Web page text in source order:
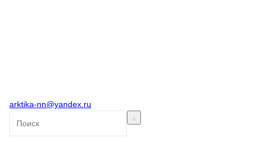
arktika-nn@yandex.ru